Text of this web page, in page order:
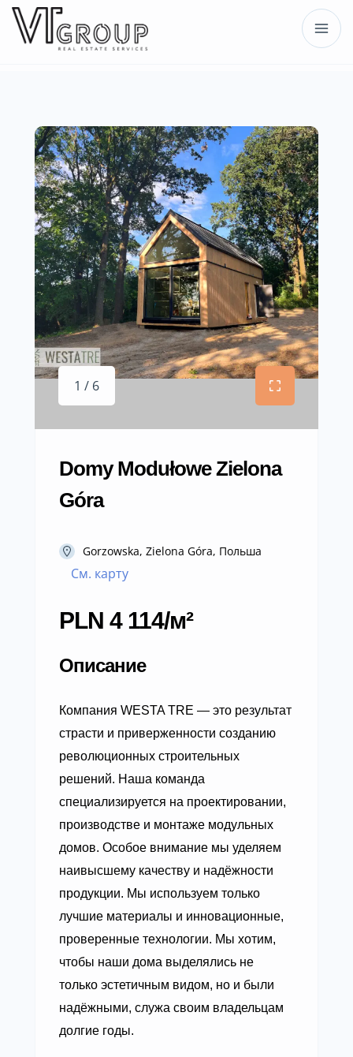
1 / 6
Domy Modułowe Zielona
Góra
Gorzowska, Zielona Góra, Польша
См. карту
PLN 4 114/м²
Описание
Компания WESTA TRE — это результат
страсти и приверженности созданию
революционных строительных
решений. Наша команда
специализируется на проектировании,
производстве и монтаже модульных
домов. Особое внимание мы уделяем
наивысшему качеству и надёжности
продукции. Мы используем только
лучшие материалы и инновационные,
проверенные технологии. Мы хотим,
чтобы наши дома выделялись не
только эстетичным видом, но и были
надёжными, служа своим владельцам
долгие годы.